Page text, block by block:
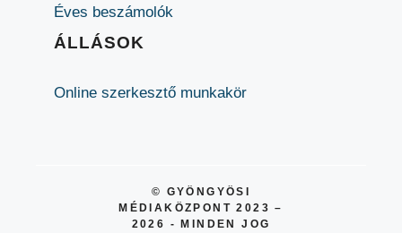
Éves beszámolók
ÁLLÁSOK
Online szerkesztő munkakör
© GYÖNGYÖSI
MÉDIAKÖZPONT 2023 –
2026 - MINDEN JOG